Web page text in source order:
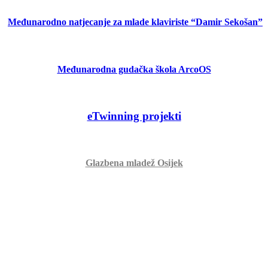
Međunarodno natjecanje za mlade klaviriste “Damir Sekošan”
Međunarodna gudačka škola ArcoOS
eTwinning projekti
Glazbena mladež Osijek